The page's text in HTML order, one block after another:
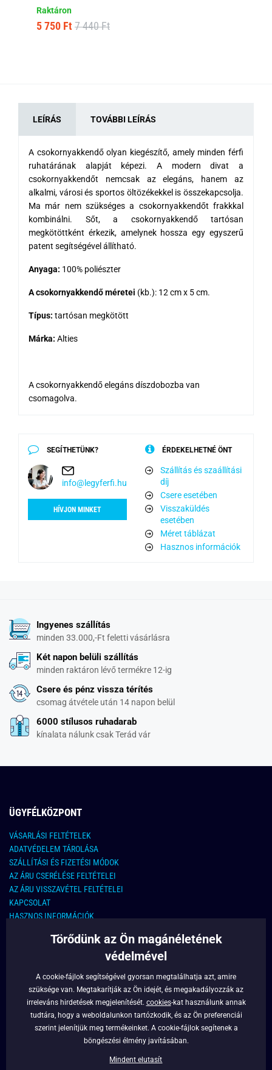
Raktáron
5 750 Ft 7 440 Ft
LEÍRÁS TOVÁBBI LEÍRÁS
A csokornyakkendő olyan kiegészítő, amely minden férfi
ruhatárának alapját képezi. A modern divat a
csokornyakkendőt nemcsak az elegáns, hanem az
alkalmi, városi és sportos öltözékekkel is összekapcsolja.
Ma már nem szükséges a csokornyakkendőt frakkkal
kombinálni. Sőt, a csokornyakkendő tartósan
megkötöttként érkezik, amelynek hossza egy egyszerű
patent segítségével állítható.
Anyaga: 100% poliészter
A csokornyakkendő méretei (kb.): 12 cm x 5 cm.
Típus: tartósan megkötött
Márka: Alties
A csokornyakkendő elegáns díszdobozba van
csomagolva.
SEGÍTHETÜNK?
info@legyferfi.hu
HÍVJON MINKET
ÉRDEKELHETNÉ ÖNT
Szállítás és szaállítási
díj
Csere esetében
Visszaküldés
esetében
Méret táblázat
Hasznos információk
Ingyenes szállítás
minden 33.000,-Ft feletti vásárlásra
Két napon belüli szállítás
minden raktáron lévő termékre 12-ig
Csere és pénz vissza térítés
csomag átvétele után 14 napon belül
6000 stílusos ruhadarab
kínalata nálunk csak Terád vár
ÜGYFÉLKÖZPONT
VÁSARLÁSI FELTÉTELEK
ADATVÉDELEM TÁROLÁSA
SZÁLLÍTÁSI ÉS FIZETÉSI MÓDOK
AZ ÁRU CSERÉLÉSE FELTÉTELEI
AZ ÁRU VISSZAVÉTEL FELTÉTELEI
KAPCSOLAT
HASZNOS INFORMÁCIÓK
KAPCSOLAT
info@legyferfi.hu
FONTOS INFORMÁCIÓK
RÓLUNK
Törődünk az Ön magánéletének
védelmével
A cookie-fájlok segítségével gyorsan megtalálhatja azt, amire
szüksége van. Megtakarítják az Ön idejét, és megakadályozzák az
irreleváns hirdetések megjelenítését. cookies-kat használunk annak
tudtára, hogy a weboldalunkon tartózkodik, és az Ön preferenciái
szerint jelenítjük meg termékeinket. A cookie-fájlok segítenek a
böngészési élmény javításában.
Mindent elutasít